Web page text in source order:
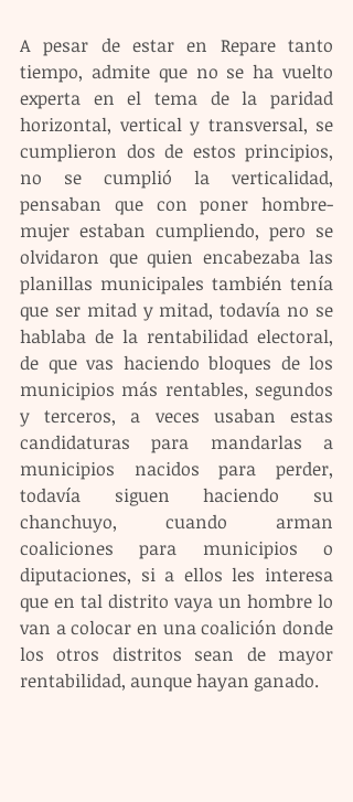
A pesar de estar en Repare tanto
tiempo, admite que no se ha vuelto
experta en el tema de la paridad
horizontal, vertical y transversal, se
cumplieron dos de estos principios,
no se cumplió la verticalidad,
pensaban que con poner hombre-
mujer estaban cumpliendo, pero se
olvidaron que quien encabezaba las
planillas municipales también tenía
que ser mitad y mitad, todavía no se
hablaba de la rentabilidad electoral,
de que vas haciendo bloques de los
municipios más rentables, segundos
y terceros, a veces usaban estas
candidaturas para mandarlas a
municipios nacidos para perder,
todavía siguen haciendo su
chanchuyo, cuando arman
coaliciones para municipios o
diputaciones, si a ellos les interesa
que en tal distrito vaya un hombre lo
van a colocar en una coalición donde
los otros distritos sean de mayor
rentabilidad, aunque hayan ganado.